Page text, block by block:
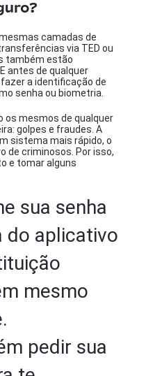
camadas de
via TED ou
também estão
antes de qualquer
a identificação de
senha ou biometria.
os mesmos de qualquer
golpes e fraudes. A
sistema mais rápido, o
de criminosos. Por isso,
e tomar alguns
sua senha
do aplicativo
mesmo
pedir sua